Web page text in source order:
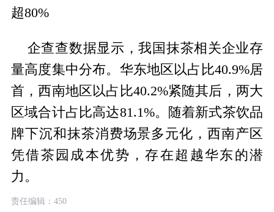
超80%
企查查数据显示，我国抹茶相关企业存
量高度集中分布。华东地区以占比40.9%居
首，西南地区以占比40.2%紧随其后，两大
区域合计占比高达81.1%。随着新式茶饮品
牌下沉和抹茶消费场景多元化，西南产区
凭借茶园成本优势，存在超越华东的潜
力。
责任编辑：450